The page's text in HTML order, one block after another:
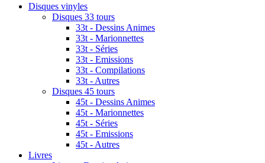
Disques vinyles
Disques 33 tours
33t - Dessins Animes
33t - Marionnettes
33t - Séries
33t - Emissions
33t - Compilations
33t - Autres
Disques 45 tours
45t - Dessins Animes
45t - Marionnettes
45t - Séries
45t - Emissions
45t - Autres
Livres